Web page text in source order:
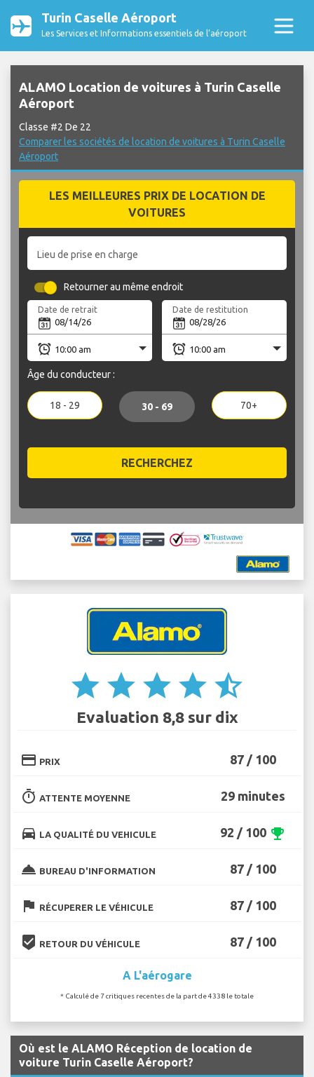
Turin Caselle Aéroport
Les Services et Informations essentiels de l’aéroport
ALAMO Location de voitures à Turin Caselle
Aéroport
Classe #2 De 22
Comparer les sociétés de location de voitures à Turin Caselle
Aéroport
LES MEILLEURES PRIX DE LOCATION DE
VOITURES
Lieu de prise en charge
Retourner au même endroit
Date de retrait Date de restitution
Âge du conducteur :
18 - 29 30 - 69 70+
RECHERCHEZ
star star star star star_half
Evaluation 8,8 sur dix
credit_card PRIX 87 / 100
timer ATTENTE MOYENNE 29 minutes
directions_car LA QUALITÉ DU VEHICULE 92 / 100 emoji_events
room_service BUREAU D'INFORMATION 87 / 100
flag RÉCUPERER LE VÉHICULE 87 / 100
beenhere RETOUR DU VÉHICULE 87 / 100
A L'aérogare
* Calculé de 7 critiques recentes de la part de 4338 le totale
Où est le ALAMO Réception de location de
voiture Turin Caselle Aéroport?